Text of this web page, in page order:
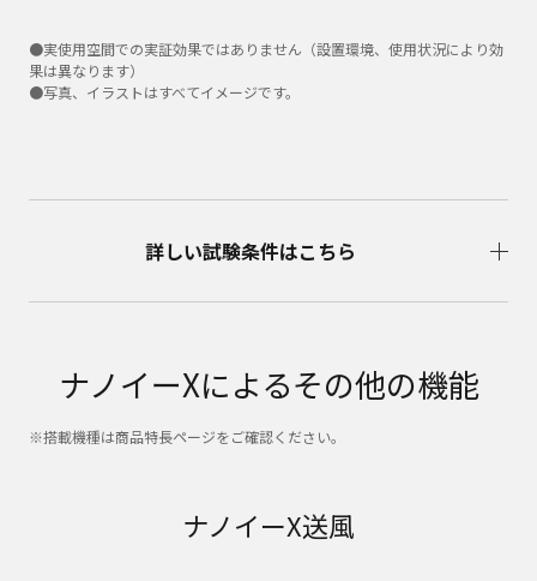
●実使用空間での実証効果ではありません（設置環境、使用状況により効
果は異なります）
●写真、イラストはすべてイメージです。
詳しい試験条件はこちら
ナノイーXによるその他の機能
※搭載機種は商品特長ページをご確認ください。
ナノイーX送風